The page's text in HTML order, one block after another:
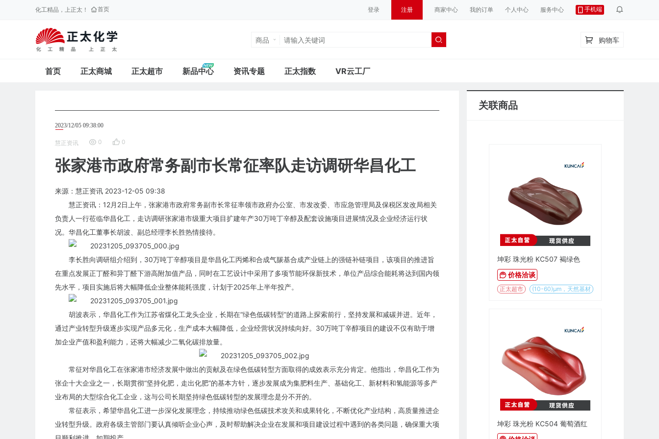
化工精品，上正太！ 首页 登录 注册 商家中心 我的订单 个人中心 服务中心 手机端
商品 购物车
首页 正太商城 正太超市 新品中心 资讯专题 正太指数 VR云工厂
2023/12/05 09:38:00
慧正资讯 0 0
张家港市政府常务副市长常征率队走访调研华昌化工
来源：慧正资讯 2023-12-05 09:38
慧正资讯：12月2日上午，张家港市政府常务副市长常征率领市政府办公室、市发改委、市应急管理局及保税区发改局相关
负责人一行莅临华昌化工，走访调研张家港市级重大项目扩建年产30万吨丁辛醇及配套设施项目进展情况及企业经济运行状
况。华昌化工董事长胡波、副总经理李长胜热情接待。
李长胜向调研组介绍到，30万吨丁辛醇项目是华昌化工丙烯和合成气羰基合成产业链上的强链补链项目，该项目的推进旨
在重点发展正丁醛和异丁醛下游高附加值产品，同时在工艺设计中采用了多项节能环保新技术，单位产品综合能耗将达到国内领
先水平，项目实施后将大幅降低企业整体能耗强度，计划于2025年上半年投产。
胡波表示，华昌化工作为江苏省煤化工龙头企业，长期在“绿色低碳转型”的道路上探索前行，坚持发展和减碳并进。近年，
通过产业转型升级逐步实现产品多元化，生产成本大幅降低，企业经营状况持续向好。30万吨丁辛醇项目的建设不仅有助于增
加企业产值和盈利能力，还将大幅减少二氧化碳排放量。
常征对华昌化工在张家港市经济发展中做出的贡献及在绿色低碳转型方面取得的成效表示充分肯定。他指出，华昌化工作为
张企十大企业之一，长期贯彻“坚持化肥，走出化肥”的基本方针，逐步发展成为集肥料生产、基础化工、新材料和氢能源等多产
业布局的大型综合化工企业，这与公司长期坚持绿色低碳转型的发展理念是分不开的。
常征表示，希望华昌化工进一步深化发展理念，持续推动绿色低碳技术攻关和成果转化，不断优化产业结构，高质量推进企
业转型升级。政府各级主管部门要认真倾听企业心声，及时帮助解决企业在发展和项目建设过程中遇到的各类问题，确保重大项
关联商品
坤彩 珠光粉 KC507 褐绿色
价格洽谈
正太超市 (10-60)µm，天然基材
坤彩 珠光粉 KC504 葡萄酒红